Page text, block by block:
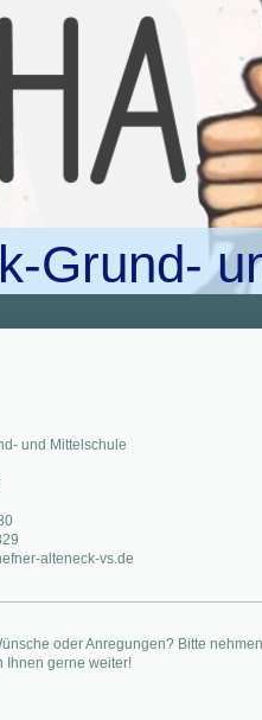
Grund-
und Mittelschule
alteneck-vs.de
oder Anregungen? Bitte
Ihnen gerne weiter!